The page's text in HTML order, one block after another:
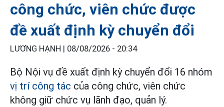
công chức, viên chức được
đề xuất định kỳ chuyển đổi
LƯƠNG HẠNH | 08/08/2026 - 20:34
Bộ Nội vụ đề xuất định kỳ chuyển đổi 16 nhóm
vị trí công tác của công chức, viên chức
không giữ chức vụ lãnh đạo, quản lý.